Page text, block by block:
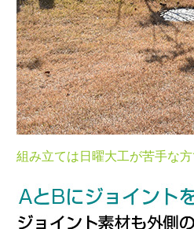
組み立ては日曜大工が苦手な方